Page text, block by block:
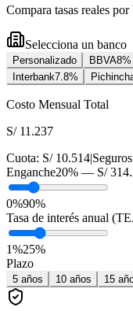
Compara tasas reales por
Selecciona un banco
Personalizado BBVA8%
Interbank7.8%
Costo Mensual Total
S/ 11.237
Cuota: S/ 10.514|
Enganche20% — S/
0%90%
Tasa de interés anual
1%25%
Plazo
5 años 10 años 15